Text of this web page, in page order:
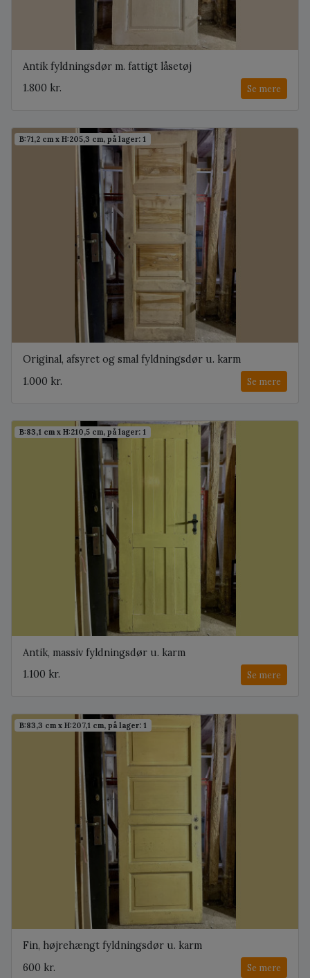
Antik fyldningsdør m. fattigt låsetøj
1.800 kr.
Se mere
B:71,2 cm x H:205,3 cm, på lager: 1
Original, afsyret og smal fyldningsdør u. karm
1.000 kr.
Se mere
B:83,1 cm x H:210,5 cm, på lager: 1
Antik, massiv fyldningsdør u. karm
1.100 kr.
Se mere
B:83,3 cm x H:207,1 cm, på lager: 1
Fin, højrehængt fyldningsdør u. karm
600 kr.
Se mere